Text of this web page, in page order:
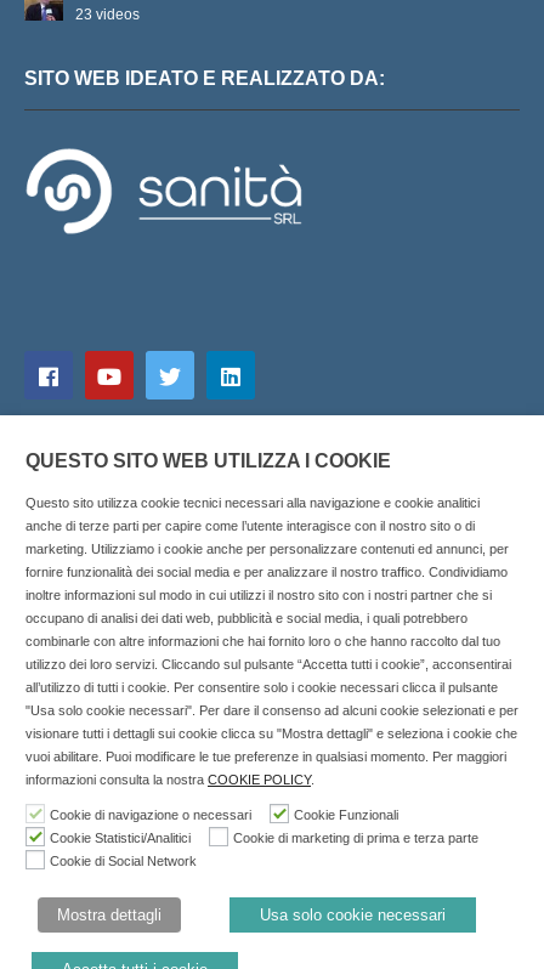
23 videos
SITO WEB IDEATO E REALIZZATO DA:
Copyright © 2025 SOCIALFARMA - La piattaforma web per i
professionisti della farmacia. Tutti i diritti riservati.
Socialfarma.it è un marchio di Sanità S.r.l. Largo San
Francesco, 19 - 73041 Carmiano (LE) - Tel: 0832.093720 Cell:
3276346536 Cell: 3297281965 - P.iva: 04571460759 - Rea: LE-
302152 Iscritta al n° 1 del Registro della Stampa del Tribunale
di Lecce il 15/01/2015.
Nell'anno 2018 sono stati erogati €3.147,62 da Invitalia a saldo
19/03/2014
Cookie Policy
QUESTO SITO WEB UTILIZZA I COOKIE
Questo sito utilizza cookie tecnici necessari alla navigazione e cookie analitici
anche di terze parti per capire come l’utente interagisce con il nostro sito o di
marketing. Utilizziamo i cookie anche per personalizzare contenuti ed annunci, per
fornire funzionalità dei social media e per analizzare il nostro traffico. Condividiamo
inoltre informazioni sul modo in cui utilizzi il nostro sito con i nostri partner che si
occupano di analisi dei dati web, pubblicità e social media, i quali potrebbero
combinarle con altre informazioni che hai fornito loro o che hanno raccolto dal tuo
utilizzo dei loro servizi. Cliccando sul pulsante “Accetta tutti i cookie”, acconsentirai
all’utilizzo di tutti i cookie. Per consentire solo i cookie necessari clicca il pulsante
"Usa solo cookie necessari". Per dare il consenso ad alcuni cookie selezionati e per
visionare tutti i dettagli sui cookie clicca su "Mostra dettagli" e seleziona i cookie che
vuoi abilitare. Puoi modificare le tue preferenze in qualsiasi momento. Per maggiori
informazioni consulta la nostra COOKIE POLICY.
Cookie di navigazione o necessari
Cookie Funzionali
Cookie Statistici/Analitici
Cookie di marketing di prima e terza parte
Cookie di Social Network
Mostra dettagli Usa solo cookie necessari